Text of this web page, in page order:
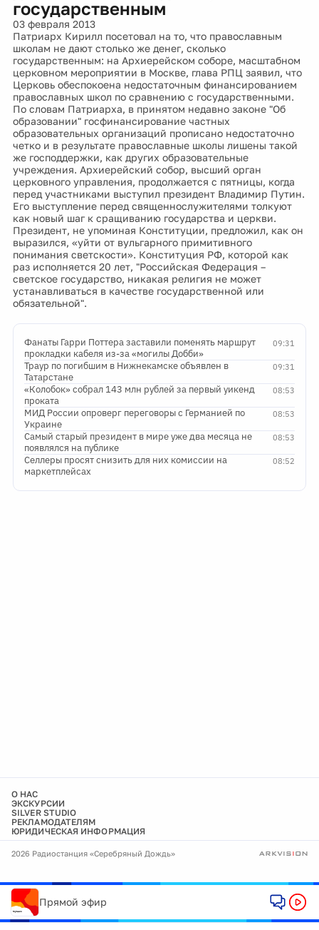
государственным
03 февраля 2013
Патриарх Кирилл посетовал на то, что православным
школам не дают столько же денег, сколько
государственным: на Архиерейском соборе, масштабном
церковном мероприятии в Москве, глава РПЦ заявил, что
Церковь обеспокоена недостаточным финансированием
православных школ по сравнению с государственными.
По словам Патриарха, в принятом недавно законе "Об
образовании" госфинансирование частных
образовательных организаций прописано недостаточно
четко и в результате православные школы лишены такой
же господдержки, как других образовательные
учреждения. Архиерейский собор, высший орган
церковного управления, продолжается с пятницы, когда
перед участниками выступил президент Владимир Путин.
Его выступление перед священнослужителями толкуют
как новый шаг к сращиванию государства и церкви.
Президент, не упоминая Конституции, предложил, как он
выразился, «уйти от вульгарного примитивного
понимания светскости». Конституция РФ, которой как
раз исполняется 20 лет, "Российская Федерация –
светское государство, никакая религия не может
устанавливаться в качестве государственной или
обязательной".
09:31
Фанаты Гарри Поттера заставили поменять маршрут
прокладки кабеля из-за «могилы Добби»
09:31
Траур по погибшим в Нижнекамске объявлен в
Татарстане
08:53
«Колобок» собрал 143 млн рублей за первый уикенд
проката
08:53
МИД России опроверг переговоры с Германией по
Украине
08:53
Самый старый президент в мире уже два месяца не
появлялся на публике
08:52
Селлеры просят снизить для них комиссии на
маркетплейсах
О НАС
ЭКСКУРСИИ
SILVER STUDIO
РЕКЛАМОДАТЕЛЯМ
ЮРИДИЧЕСКАЯ ИНФОРМАЦИЯ
2026 Радиостанция «Серебряный Дождь»
Прямой эфир